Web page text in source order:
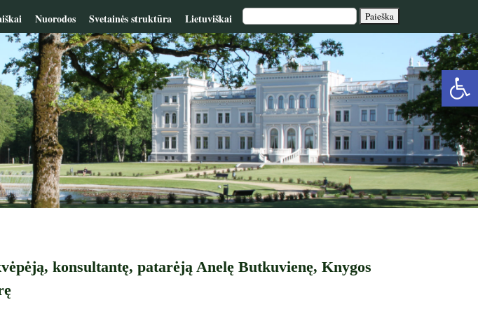
Nuorodos Svetainės struktūra Lietuviškai
konsultantę, patarėją Anelę Butkuvienę, Knygos